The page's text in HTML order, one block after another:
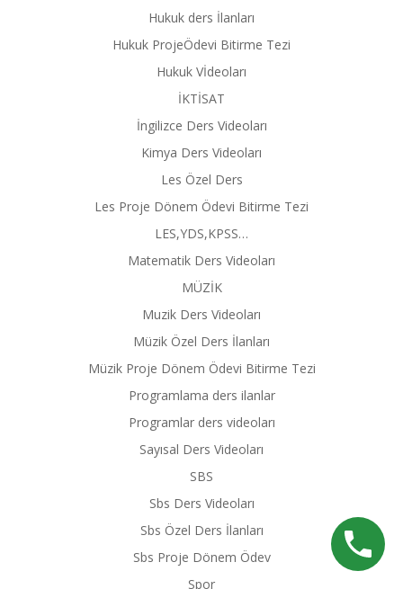
Hukuk ders İlanları
Hukuk ProjeÖdevi Bitirme Tezi
Hukuk Vİdeoları
İKTİSAT
İngilizce Ders Videoları
Kimya Ders Videoları
Les Özel Ders
Les Proje Dönem Ödevi Bitirme Tezi
LES,YDS,KPSS…
Matematik Ders Videoları
MÜZİK
Muzik Ders Videoları
Müzik Özel Ders İlanları
Müzik Proje Dönem Ödevi Bitirme Tezi
Programlama ders ilanlar
Programlar ders videoları
Sayısal Ders Videoları
SBS
Sbs Ders Videoları
Sbs Özel Ders İlanları
Sbs Proje Dönem Ödev
Spor